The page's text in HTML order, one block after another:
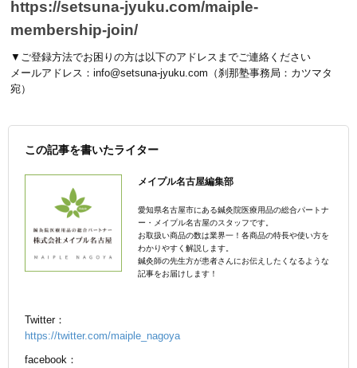
https://setsuna-jyuku.com/maiple-
membership-join/
▼ご登録方法でお困りの方は以下のアドレスまでご連絡ください
メールアドレス：info@setsuna-jyuku.com（刹那塾事務局：カツマタ
宛）
この記事を書いたライター
メイプル名古屋編集部
愛知県名古屋市にある鍼灸院医療用品の総合パートナ
ー・メイプル名古屋のスタッフです。
お取扱い商品の数は業界一！各商品の特長や使い方を
わかりやすく解説します。
鍼灸師の先生方が患者さんにお伝えしたくなるような
記事をお届けします！
Twitter：
https://twitter.com/maiple_nagoya
facebook：